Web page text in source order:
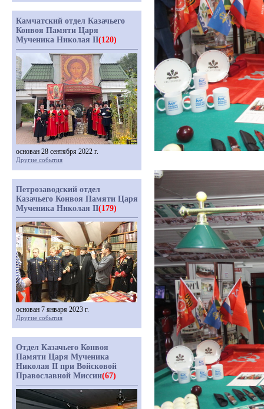
Камчатский отдел Казачьего
Конвоя Памяти Царя
Мученика Николая II(120)
основан 28 сентября 2022 г.
Другие события
Петрозаводский отдел
Казачьего Конвоя Памяти Царя
Мученика Николая II(179)
основан 7 января 2023 г.
Другие события
Отдел Казачьего Конвоя
Памяти Царя Мученика
Николая II при Войсковой
Православной Миссии(67)